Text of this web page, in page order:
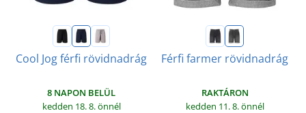
Cool Jog férfi rövidnadrág
8 NAPON BELÜL
kedden 18. 8.önnél
Férfi farmer rövidnadrág
RAKTÁRON
kedden 11. 8.önnél